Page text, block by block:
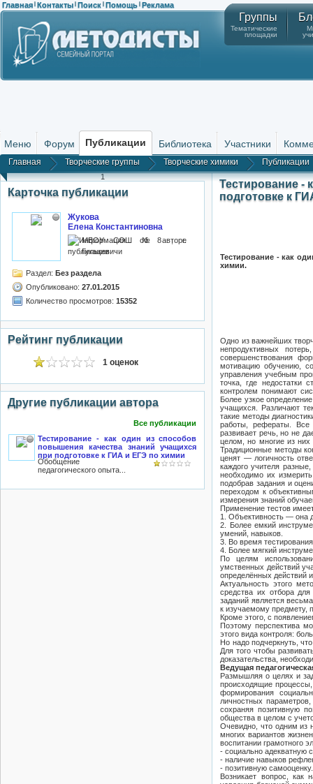
Главная | Контакты | Поиск | Помощь | Реклама
Группы
Тематические
площадки
Меню Форум Публикации Библиотека Участники
Главная Творческие группы Творческие химики Публикации
1
Карточка публикации
Жукова
Елена Константиновна
МБОУ СОШ №8 , г.
Гулькевичи
Раздел: Без раздела
Опубликовано: 27.01.2015
Количество просмотров: 15352
Рейтинг публикации
1 оценок
Другие публикации автора
Все публикации
Тестирование - как один из способов
повышения качества знаний учащихся
при подготовке к ГИА и ЕГЭ по химии
Обобщение
педагогического опыта...
Тестирование -
подготовке к
Тестирование - как
химии.
Одно из важнейших
непродуктивных
совершенствования
мотивацию обучению,
управления учебным
точка, где недостатки
контролем понимают
Более узкое
учащихся. Различают
такие методы
работы, рефераты. Все
развивает речь, но не
целом, но многие из них
Традиционные методы
ценят — логичность
каждого учителя
необходимо их
подобрав задания и
переходом к
измерения знаний
Применение тестов
1. Объективность — она
2. Более емкий
умений, навыков.
3. Во время
4. Более мягкий
По целям
умственных действий
определённых действий
Актуальность этого
средства их отбора
заданий является
к изучаемому предмету,
Кроме этого, с
Поэтому перспектива
этого вида контроля:
Но надо подчеркнуть,
Для того чтобы
доказательства,
Ведущая
Размышляя о целях и
происходящие
формирования
личностных
сохраняя позитивную
общества в целом с
Очевидно, что одним из
многих вариантов
воспитании грамотного
- социально адекватную
- наличие навыков
- позитивную самооценку.
Возникает вопрос, как